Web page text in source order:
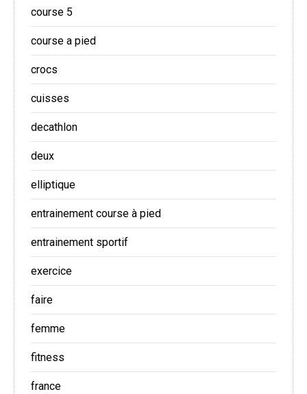
course 5
course a pied
crocs
cuisses
decathlon
deux
elliptique
entrainement course à pied
entrainement sportif
exercice
faire
femme
fitness
france